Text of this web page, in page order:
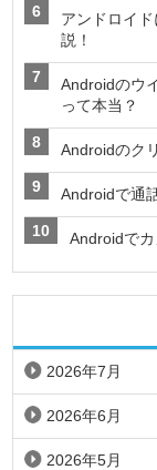
アンドロイ
説！
Androidのウ
って本当？
Androidのク
Androidで通
Androidで
2026年7月
2026年6月
2026年5月